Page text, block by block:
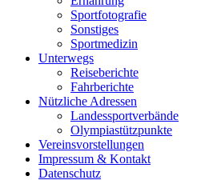
Sportfotografie
Sonstiges
Sportmedizin
Unterwegs
Reiseberichte
Fahrberichte
Nützliche Adressen
Landessportverbände
Olympiastützpunkte
Vereinsvorstellungen
Impressum & Kontakt
Datenschutz